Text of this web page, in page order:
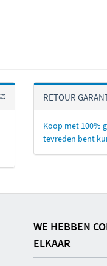
RETOUR
Koop met 100%
tevreden bent
WE HEBBEN
ELKAAR